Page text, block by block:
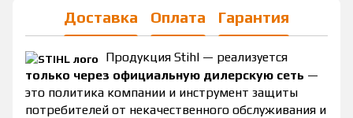
Доставка Оплата Гарантия
Продукция Stihl — реализуется
только через официальную дилерскую сеть —
это политика компании и инструмент защиты
потребителей от некачественного обслуживания и